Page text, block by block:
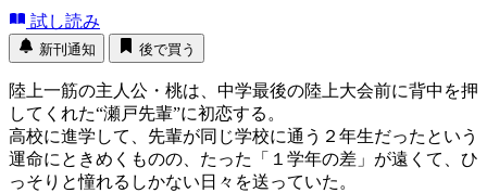
試し読み
新刊通知 後で買う
陸上一筋の主人公・桃は、中学最後の陸上大会前に背中を押
してくれた“瀬戸先輩”に初恋する。
高校に進学して、先輩が同じ学校に通う２年生だったという
運命にときめくものの、たった「１学年の差」が遠くて、ひ
っそりと憧れるしかない日々を送っていた。